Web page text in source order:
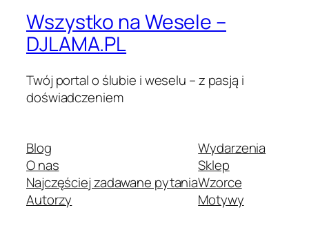
Wszystko na Wesele –
DJLAMA.PL
Twój portal o ślubie i weselu – z pasją i
doświadczeniem
Blog
O nas
Najczęściej zadawane pytania
Autorzy
Wydarzenia
Sklep
Wzorce
Motywy